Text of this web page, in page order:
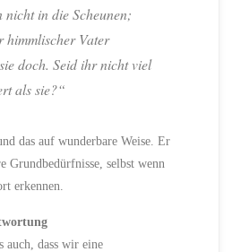
nicht in die Scheunen;
himmlischer Vater
doch. Seid ihr nicht viel
als sie?“
das auf wunderbare Weise. Er
Grundbedürfnisse, selbst wenn
erkennen.
auch, dass wir eine